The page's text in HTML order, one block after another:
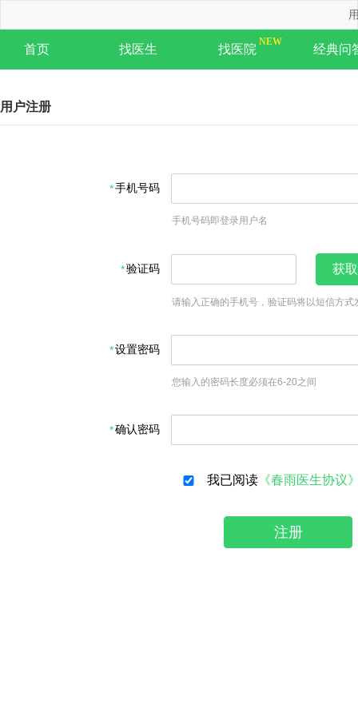
首页 找医生 找医院 经典问
用户注册
手机号码
手机号码即登录用户名
验证码 获
请输入正确的手机号，验证码将以短信方式
设置密码
您输入的密码长度必须在6-20之间
确认密码
我已阅读 《春雨医生协议
注册